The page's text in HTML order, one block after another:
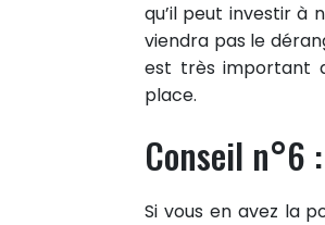
Partager sur facebook
Epingler sur Pinterest
qu’il peut investir à
viendra pas le
est très important
place.
Conseil n°6
Si vous en avez la